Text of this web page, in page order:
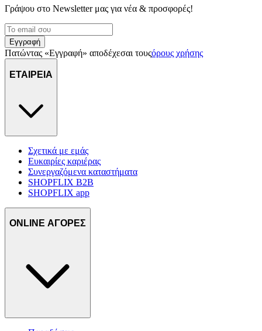
Γράψου στο Νewsletter μας για νέα & προσφορές!
Εγγραφή
Πατώντας «Εγγραφή» αποδέχεσαι τουςόρους χρήσης
ΕΤΑΙΡΕΙΑ
Σχετικά με εμάς
Ευκαιρίες καριέρας
Συνεργαζόμενα καταστήματα
SHOPFLIX B2B
SHOPFLIX app
ONLINE ΑΓΟΡΕΣ